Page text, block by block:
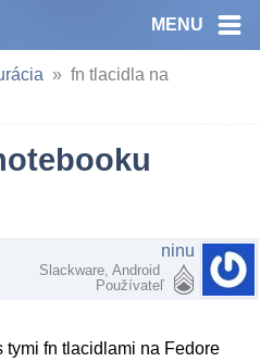
MENU
fn tlacidla na
ninu
Slackware, Android
Používateľ
tymi fn tlacidlami na Fedore